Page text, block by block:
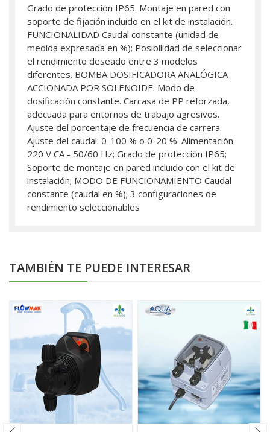
Grado de protección IP65. Montaje en pared con
soporte de fijación incluido en el kit de instalación.
FUNCIONALIDAD Caudal constante (unidad de
medida expresada en %); Posibilidad de seleccionar
el rendimiento deseado entre 3 modelos
diferentes. BOMBA DOSIFICADORA ANALÓGICA
ACCIONADA POR SOLENOIDE. Modo de
dosificación constante. Carcasa de PP reforzada,
adecuada para entornos de trabajo agresivos.
Ajuste del porcentaje de frecuencia de carrera.
Ajuste del caudal: 0-100 % o 0-20 %. Alimentación
220 V CA - 50/60 Hz; Grado de protección IP65;
Soporte de montaje en pared incluido con el kit de
instalación; MODO DE FUNCIONAMIENTO Caudal
constante (caudal en %); 3 configuraciones de
rendimiento seleccionables
TAMBIÉN TE PUEDE INTERESAR